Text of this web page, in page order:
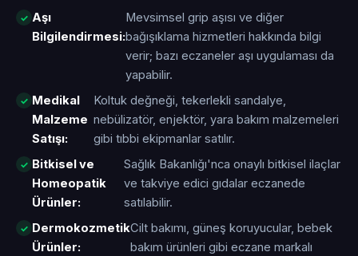
Aşı
Bilgilendirmesi:
Mevsimsel grip aşısı ve diğer
bağışıklama hizmetleri hakkında bilgi
verir; bazı eczaneler aşı uygulaması da
yapabilir.
Medikal
Malzeme
Satışı:
Koltuk değneği, tekerlekli sandalye,
nebülizatör, enjektör, yara bakım malzemeleri
gibi tıbbi ekipmanlar satılır.
Bitkisel ve
Homeopatik
Ürünler:
Sağlık Bakanlığı'nca onaylı bitkisel ilaçlar
ve takviye edici gıdalar eczanede
satılabilir.
Dermokozmetik
Ürünler:
Cilt bakımı, güneş koruyucular, bebek
bakım ürünleri gibi eczane markalı